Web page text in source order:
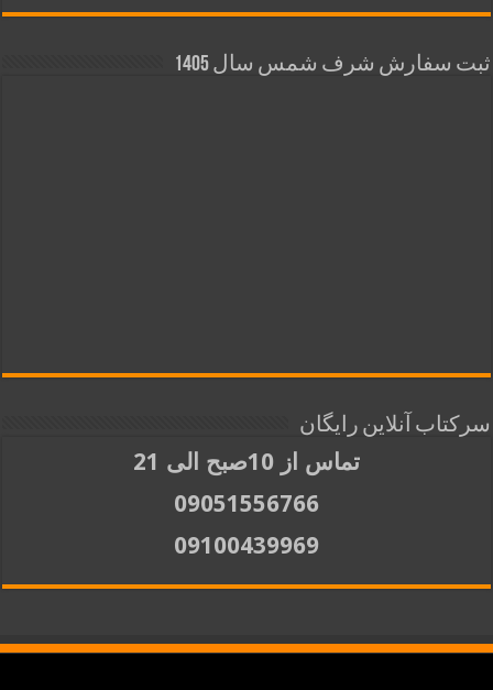
ثبت سفارش شرف شمس سال 1405
سرکتاب آنلاین رایگان
تماس از 10صبح الی 21
09051556766
09100439969